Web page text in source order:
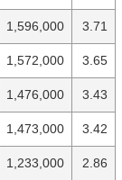
1,596,000 3.71
1,572,000 3.65
1,476,000 3.43
1,473,000 3.42
1,233,000 2.86